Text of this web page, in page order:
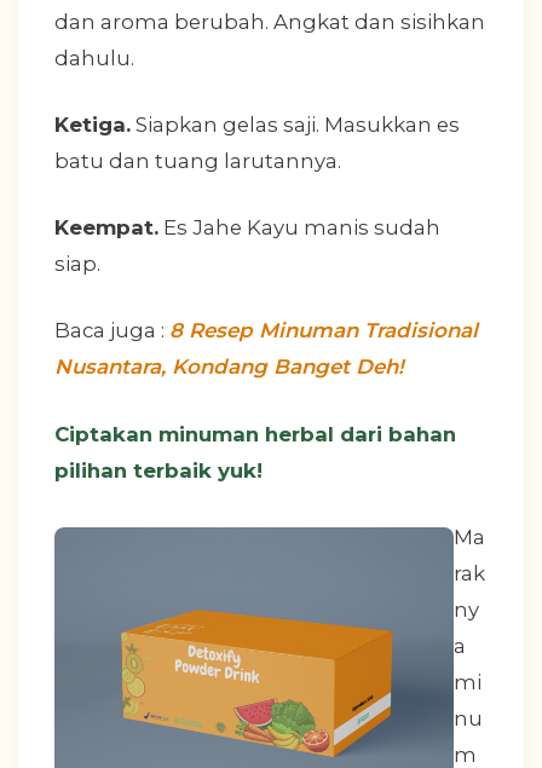
dan aroma berubah. Angkat dan sisihkan
dahulu.
Ketiga. Siapkan gelas saji. Masukkan es
batu dan tuang larutannya.
Keempat. Es Jahe Kayu manis sudah
siap.
Baca juga : 8 Resep Minuman Tradisional
Nusantara, Kondang Banget Deh!
Ciptakan minuman herbal dari bahan
pilihan terbaik yuk!
Ma
rak
ny
a
mi
nu
m